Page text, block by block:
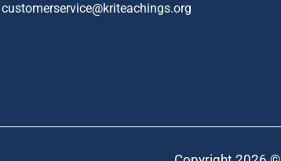
customerservice@kriteachings.org